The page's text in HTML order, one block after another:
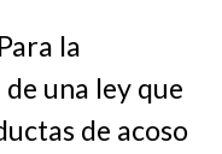
la
una ley que
de acoso